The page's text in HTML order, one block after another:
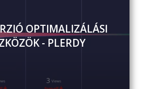
OPTIMALIZÁLÁSI
- PLERDY